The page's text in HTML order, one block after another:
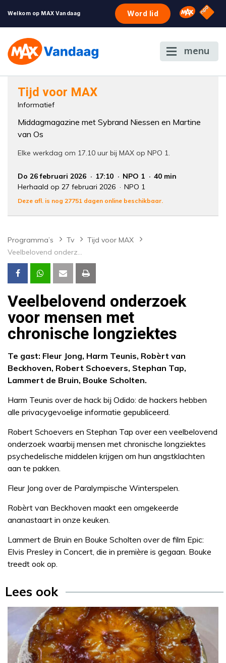
Welkom op MAX Vandaag Word lid Omroep
NPO
menu
Er is een licentie-fout opgetreden. Als het
contact op met onze klantenservice.
Tijd voor MAX
Informatief
Middagmagazine met Sybrand Niessen en Martine
van Os
Elke werkdag om 17.10 uur bij MAX op NPO 1.
Do 26 februari 2026 17:10 NPO 1
40 min
Herhaald op 27 februari 2026
NPO 1
Deze afl. is nog 27751 dagen online beschikbaar.
Programma’s Tv
Tijd voor MAX
Veelbelovend onderzoek voor mensen met chronische longziektes
Veelbelovend onderzoek
voor mensen met
chronische longziektes
Te gast: Fleur Jong, Harm Teunis, Robèrt van
Beckhoven, Robert Schoevers, Stephan Tap,
Lammert de Bruin, Bouke Scholten.
Harm Teunis over de hack bij Odido: de hackers hebben
alle privacygevoelige informatie gepubliceerd.
Robert Schoevers en Stephan Tap over een veelbelovend
onderzoek waarbij mensen met chronische longziektes
psychedelische middelen krijgen om hun angstklachten
aan te pakken.
Fleur Jong over de Paralympische Winterspelen.
Robèrt van Beckhoven maakt een omgekeerde
ananastaart in onze keuken.
Lammert de Bruin en Bouke Scholten over de film Epic:
Elvis Presley in Concert, die in première is gegaan. Bouke
treedt ook op.
Lees ook